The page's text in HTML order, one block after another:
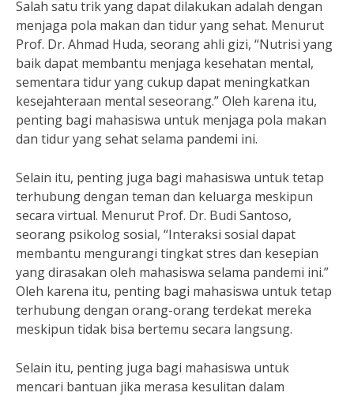
Salah satu trik yang dapat dilakukan adalah dengan
menjaga pola makan dan tidur yang sehat. Menurut
Prof. Dr. Ahmad Huda, seorang ahli gizi, “Nutrisi yang
baik dapat membantu menjaga kesehatan mental,
sementara tidur yang cukup dapat meningkatkan
kesejahteraan mental seseorang.” Oleh karena itu,
penting bagi mahasiswa untuk menjaga pola makan
dan tidur yang sehat selama pandemi ini.
Selain itu, penting juga bagi mahasiswa untuk tetap
terhubung dengan teman dan keluarga meskipun
secara virtual. Menurut Prof. Dr. Budi Santoso,
seorang psikolog sosial, “Interaksi sosial dapat
membantu mengurangi tingkat stres dan kesepian
yang dirasakan oleh mahasiswa selama pandemi ini.”
Oleh karena itu, penting bagi mahasiswa untuk tetap
terhubung dengan orang-orang terdekat mereka
meskipun tidak bisa bertemu secara langsung.
Selain itu, penting juga bagi mahasiswa untuk
mencari bantuan jika merasa kesulitan dalam